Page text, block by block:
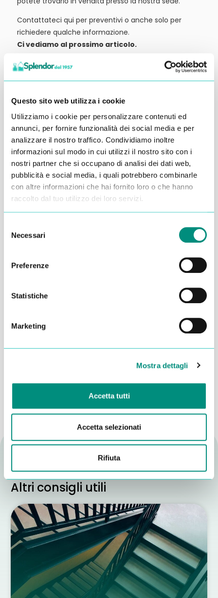
Questo sito web utilizza i cookie
Utilizziamo i cookie per personalizzare contenuti ed
annunci, per fornire funzionalità dei social media e per
analizzare il nostro traffico. Condividiamo inoltre
informazioni sul modo in cui utilizzi il nostro sito con i
nostri partner che si occupano di analisi dei dati web,
pubblicità e social media, i quali potrebbero combinarle
con altre informazioni che hai fornito loro o che hanno
raccolto dal tuo utilizzo dei loro servizi.
delNecessari
Preferenze
Statistiche
Marketing
Mostra dettagli
Accetta tutti
Accetta selezionati
Rifiuta
Contattateci qui per preventivi o anche solo per
richiedere qualche informazione.
Ci vediamo al prossimo articolo.
Alessandro Alfonsetti
Inserisci i tuoi dati qui, ti ricontatteremo
entro 48 ore
trattamento dei miei dati per essere ricontattato
Altri consigli utili